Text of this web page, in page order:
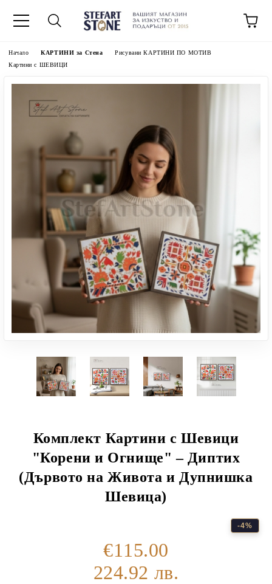
Начало КАРТИНИ за Стена
Рисувани КАРТИНИ ПО МОТИВ
Картини с ШЕВИЦИ
Комплект Картини с Шевици
"Корени и Огнище" – Диптих
(Дървото на Живота и Дупнишка
Шевица)
-4%
€115.00
224.92 лв.